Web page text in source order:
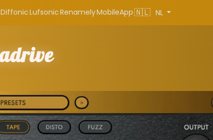
DiffonicLufsonicRenamelyMobileApp🇳🇱 NL